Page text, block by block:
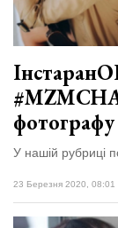
фотографу
У нашій рубриці
23 Березня 2020, 08:01